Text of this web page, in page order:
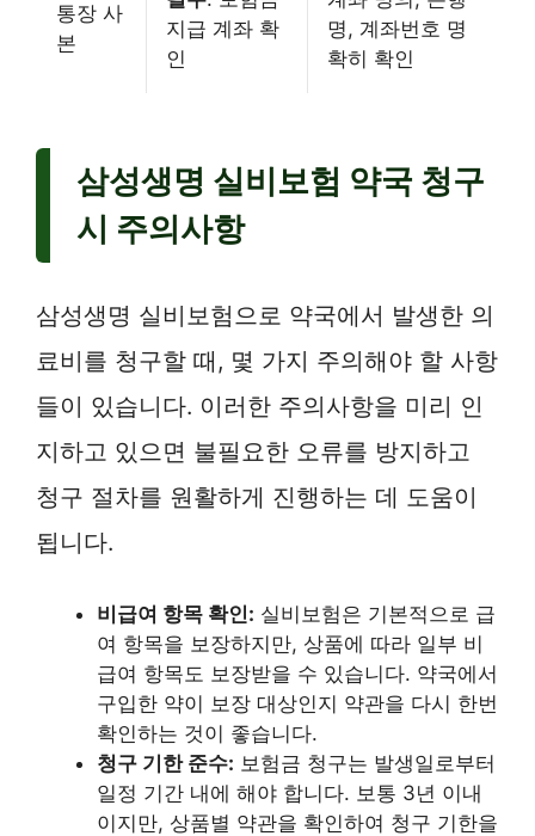
통장 사
본
지급 계좌 확
인
명, 계좌번호 명
확히 확인
삼성생명 실비보험 약국 청구
시 주의사항
삼성생명 실비보험으로 약국에서 발생한 의
료비를 청구할 때, 몇 가지 주의해야 할 사항
들이 있습니다. 이러한 주의사항을 미리 인
지하고 있으면 불필요한 오류를 방지하고
청구 절차를 원활하게 진행하는 데 도움이
됩니다.
비급여 항목 확인: 실비보험은 기본적으로 급
여 항목을 보장하지만, 상품에 따라 일부 비
급여 항목도 보장받을 수 있습니다. 약국에서
구입한 약이 보장 대상인지 약관을 다시 한번
확인하는 것이 좋습니다.
청구 기한 준수: 보험금 청구는 발생일로부터
일정 기간 내에 해야 합니다. 보통 3년 이내
이지만, 상품별 약관을 확인하여 청구 기한을